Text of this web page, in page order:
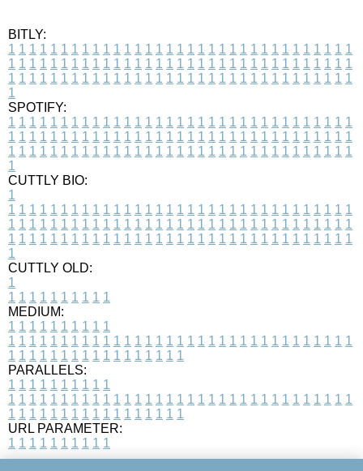
BITLY:
1 1 1 1 1 1 1 1 1 1 1 1 1 1 1 1 1 1 1 1 1 1 1 1 1 1 1 1 1 1 1 1 1
1 1 1 1 1 1 1 1 1 1 1 1 1 1 1 1 1 1 1 1 1 1 1 1 1 1 1 1 1 1 1 1 1
1 1 1 1 1 1 1 1 1 1 1 1 1 1 1 1 1 1 1 1 1 1 1 1 1 1 1 1 1 1 1 1 1
1
SPOTIFY:
1 1 1 1 1 1 1 1 1 1 1 1 1 1 1 1 1 1 1 1 1 1 1 1 1 1 1 1 1 1 1 1 1
1 1 1 1 1 1 1 1 1 1 1 1 1 1 1 1 1 1 1 1 1 1 1 1 1 1 1 1 1 1 1 1 1
1 1 1 1 1 1 1 1 1 1 1 1 1 1 1 1 1 1 1 1 1 1 1 1 1 1 1 1 1 1 1 1 1
1
CUTTLY BIO:
1
1 1 1 1 1 1 1 1 1 1 1 1 1 1 1 1 1 1 1 1 1 1 1 1 1 1 1 1 1 1 1 1 1
1 1 1 1 1 1 1 1 1 1 1 1 1 1 1 1 1 1 1 1 1 1 1 1 1 1 1 1 1 1 1 1 1
1 1 1 1 1 1 1 1 1 1 1 1 1 1 1 1 1 1 1 1 1 1 1 1 1 1 1 1 1 1 1 1 1
1
CUTTLY OLD:
1
1 1 1 1 1 1 1 1 1 1
MEDIUM:
1 1 1 1 1 1 1 1 1 1
1 1 1 1 1 1 1 1 1 1 1 1 1 1 1 1 1 1 1 1 1 1 1 1 1 1 1 1 1 1 1 1 1
1 1 1 1 1 1 1 1 1 1 1 1 1 1 1 1 1
PARALLELS:
1 1 1 1 1 1 1 1 1 1
1 1 1 1 1 1 1 1 1 1 1 1 1 1 1 1 1 1 1 1 1 1 1 1 1 1 1 1 1 1 1 1 1
1 1 1 1 1 1 1 1 1 1 1 1 1 1 1 1 1
URL PARAMETER:
1 1 1 1 1 1 1 1 1 1